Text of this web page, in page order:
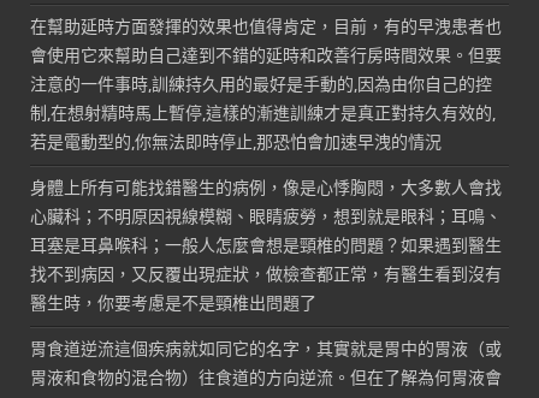
在幫助延時方面發揮的效果也值得肯定，目前，有的早洩患者也
會使用它來幫助自己達到不錯的延時和改善行房時間效果。但要
注意的一件事時,訓練持久用的最好是手動的,因為由你自己的控
制,在想射精時馬上暫停,這樣的漸進訓練才是真正對持久有效的,
若是電動型的,你無法即時停止,那恐怕會加速早洩的情況
身體上所有可能找錯醫生的病例，像是心悸胸悶，大多數人會找
心臟科；不明原因視線模糊、眼睛疲勞，想到就是眼科；耳鳴、
耳塞是耳鼻喉科；一般人怎麼會想是頸椎的問題？如果遇到醫生
找不到病因，又反覆出現症狀，做檢查都正常，有醫生看到沒有
醫生時，你要考慮是不是頸椎出問題了
胃食道逆流這個疾病就如同它的名字，其實就是胃中的胃液（或
胃液和食物的混合物）往食道的方向逆流。但在了解為何胃液會